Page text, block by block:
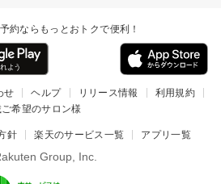
約ならもっとおトクで便利！
せ ヘルプ リリース情報
利用規約
希望のサロン様
針 楽天のサービス一覧 アプリ一覧
Group, Inc.